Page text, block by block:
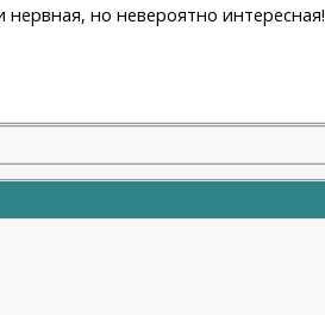
но невероятно интересная!